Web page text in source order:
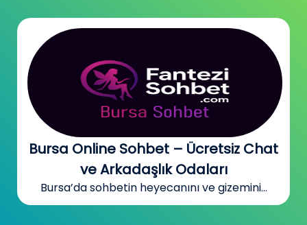
Bursa Online Sohbet – Ücretsiz Chat
ve Arkadaşlık Odaları
Bursa’da sohbetin heyecanını ve gizemini...